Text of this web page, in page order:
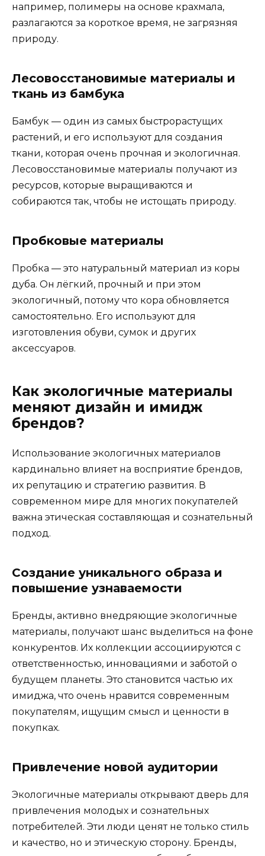
например, полимеры на основе крахмала,
разлагаются за короткое время, не загрязняя
природу.
Лесовосстановимые материалы и
ткань из бамбука
Бамбук — один из самых быстрорастущих
растений, и его используют для создания
ткани, которая очень прочная и экологичная.
Лесовосстановимые материалы получают из
ресурсов, которые выращиваются и
собираются так, чтобы не истощать природу.
Пробковые материалы
Пробка — это натуральный материал из коры
дуба. Он лёгкий, прочный и при этом
экологичный, потому что кора обновляется
самостоятельно. Его используют для
изготовления обуви, сумок и других
аксессуаров.
Как экологичные материалы
меняют дизайн и имидж
брендов?
Использование экологичных материалов
кардинально влияет на восприятие брендов,
их репутацию и стратегию развития. В
современном мире для многих покупателей
важна этическая составляющая и сознательный
подход.
Создание уникального образа и
повышение узнаваемости
Бренды, активно внедряющие экологичные
материалы, получают шанс выделиться на фоне
конкурентов. Их коллекции ассоциируются с
ответственностью, инновациями и заботой о
будущем планеты. Это становится частью их
имиджа, что очень нравится современным
покупателям, ищущим смысл и ценности в
покупках.
Привлечение новой аудитории
Экологичные материалы открывают дверь для
привлечения молодых и сознательных
потребителей. Эти люди ценят не только стиль
и качество, но и этическую сторону. Бренды,